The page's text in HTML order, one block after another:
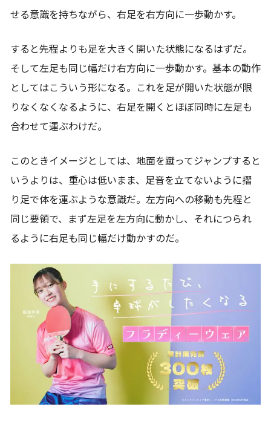
せる意識を持ちながら、右足を右方向に一歩動かす。
すると先程よりも足を大きく開いた状態になるはずだ。
そして左足も同じ幅だけ右方向に一歩動かす。基本の動作
としてはこういう形になる。これを足が開いた状態が限
りなくなくなるように、右足を開くとほぼ同時に左足も
合わせて運ぶわけだ。
このときイメージとしては、地面を蹴ってジャンプすると
いうよりは、重心は低いまま、足音を立てないように摺
り足で体を運ぶような意識だ。左方向への移動も先程と
同じ要領で、まず左足を左方向に動かし、それにつられ
るように右足も同じ幅だけ動かすのだ。